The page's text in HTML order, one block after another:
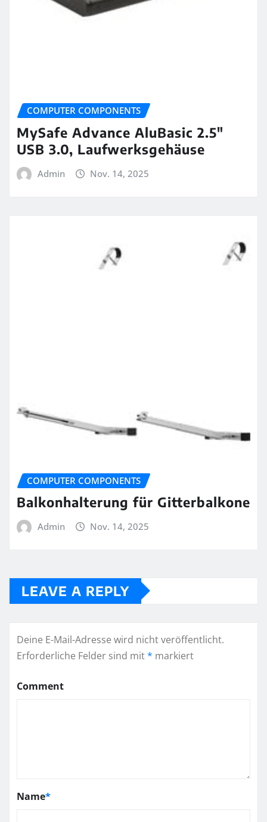
COMPUTER COMPONENTS
MySafe Advance AluBasic 2.5″
USB 3.0, Laufwerksgehäuse
Admin Nov. 14, 2025
COMPUTER COMPONENTS
Balkonhalterung für Gitterbalkone
Admin Nov. 14, 2025
LEAVE A REPLY
Deine E-Mail-Adresse wird nicht veröffentlicht.
Erforderliche Felder sind mit* markiert
Comment
Name*